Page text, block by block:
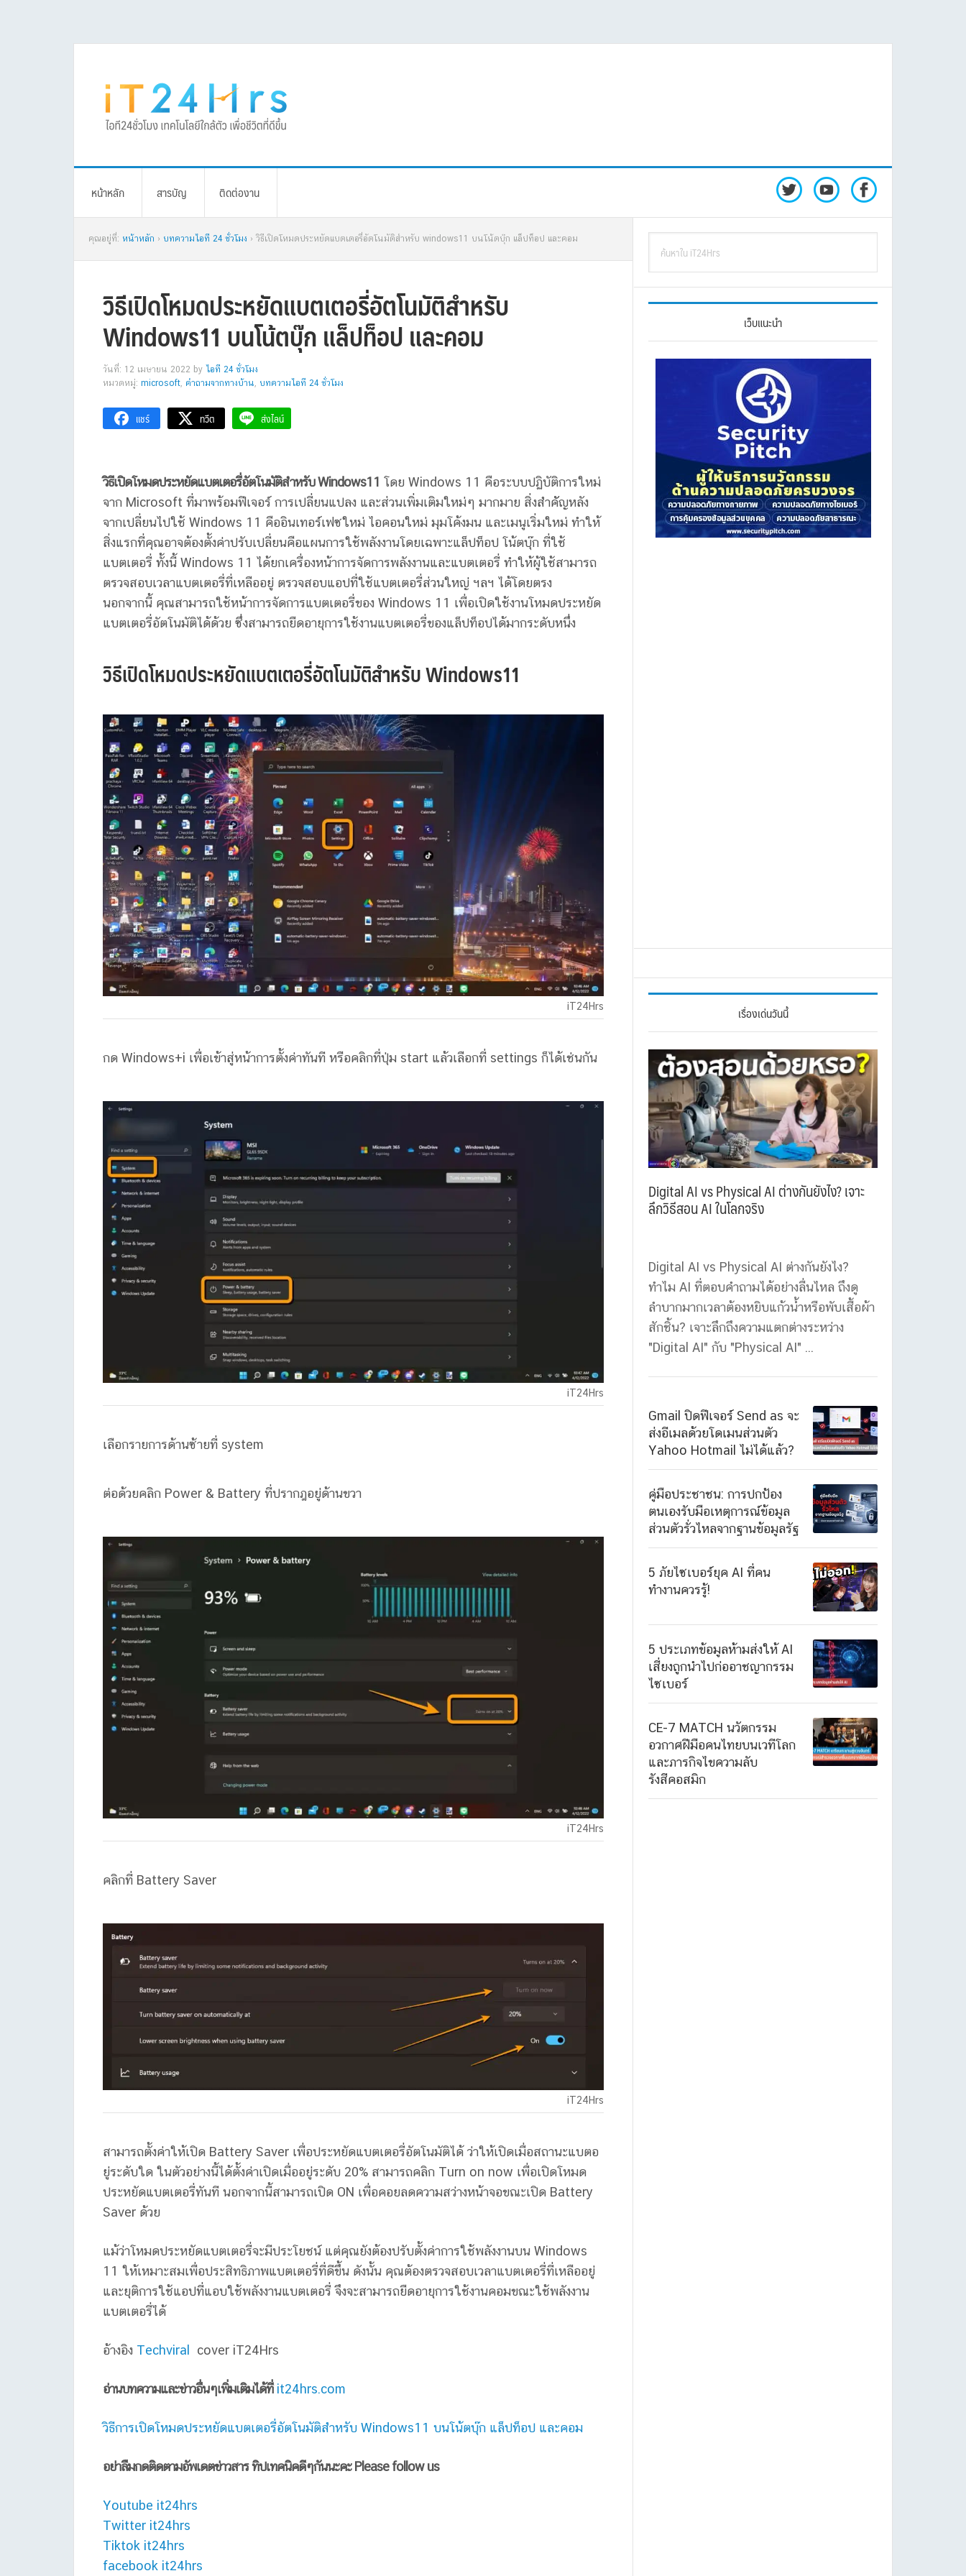
หน้าหลัก สารบัญ ติดต่องาน
คุณอยู่ที่: หน้าหลัก › บทความไอที 24 ชั่วโมง › วิธีเปิดโหมดประหยัดแบตเตอรี่อัตโนมัติสำหรับ windows11 บนโน้ตบุ๊ก แล็ปท็อป และคอม
วิธีเปิดโหมดประหยัดแบตเตอรี่อัตโนมัติสำหรับ
Windows11 บนโน้ตบุ๊ก แล็ปท็อป และคอม
วันที่: 12 เมษายน 2022 by ไอที 24 ชั่วโมง
หมวดหมู่: microsoft, คำถามจากทางบ้าน, บทความไอที 24 ชั่วโมง
แชร์ ทวีต ส่งไลน์
วิธีเปิดโหมดประหยัดแบตเตอรี่อัตโนมัติสำหรับ Windows11 โดย Windows 11 คือระบบปฏิบัติการใหม่
จาก Microsoft ที่มาพร้อมฟีเจอร์ การเปลี่ยนแปลง และส่วนเพิ่มเติมใหม่ๆ มากมาย สิ่งสำคััญหลัง
จากเปลี่ยนไปใช้ Windows 11 คืออินเทอร์เฟซใหม่ ไอคอนใหม่ มุมโค้งมน และเมนูเริ่มใหม่ ทำให้
สิ่งแรกที่คุณอาจต้องตั้งค่าปรับเปลี่ยนคือแผนการใช้พลังงานโดยเฉพาะแล็ปท็อป โน้ตบุ๊ก ที่ใช้
แบตเตอรี่ ทั้งนี้ Windows 11 ได้ยกเครื่องหน้าการจัดการพลังงานและแบตเตอรี่ ทำให้ผู้ใช้สามารถ
ตรวจสอบเวลาแบตเตอรี่ที่เหลืออยู่ ตรวจสอบแอปที่ใช้แบตเตอรี่ส่วนใหญ่ ฯลฯ ได้โดยตรง
นอกจากนี้ คุณสามารถใช้หน้าการจัดการแบตเตอรี่ของ Windows 11 เพื่อเปิดใช้งานโหมดประหยัด
แบตเตอรี่อัตโนมัติได้ด้วย ซึ่งสามารถยืดอายุการใช้งานแบตเตอรี่ของแล็ปท็อปได้มากระดับหนึ่ง
วิธีเปิดโหมดประหยัดแบตเตอรี่อัตโนมัติสำหรับ Windows11
iT24Hrs
กด Windows+i เพื่อเข้าสู่หน้าการตั้งค่าทันที หรือคลิกที่ปุ่ม start แล้วเลือกที่ settings ก็ได้เช่นกัน
iT24Hrs
เลือกรายการด้านซ้ายที่ system
ต่อด้วยคลิก Power & Battery ที่ปรากฎอยู่ด้านขวา
iT24Hrs
คลิกที่ Battery Saver
iT24Hrs
สามารถตั้งค่าให้เปิด Battery Saver เพื่อประหยัดแบตเตอรี่อัตโนมัติได้ ว่าให้เปิดเมื่อสถานะแบตอ
ยู่ระดับใด ในตัวอย่างนี้ได้ตั้งค่าเปิดเมื่ออยู่ระดับ 20% สามารถคลิก Turn on now เพื่อเปิดโหมด
ประหยัดแบตเตอรี่ทันที นอกจากนี้สามารถเปิด ON เพื่อคอยลดความสว่างหน้าจอขณะเปิด Battery
Saver ด้วย
แม้ว่าโหมดประหยัดแบตเตอรี่จะมีประโยชน์ แต่คุณยังต้องปรับตั้งค่าการใช้พลังงานบน Windows
11 ให้เหมาะสมเพื่อประสิทธิภาพแบตเตอรี่ที่ดีขึ้น ดังนั้น คุณต้องตรวจสอบเวลาแบตเตอรี่ที่เหลืออยู่
และยุติการใช้แอปที่แอบใช้พลังงานแบตเตอรี่ จึงจะสามารถยืดอายุการใช้งานคอมขณะใช้พลังงาน
แบตเตอรี่ได้
อ้างอิง Techviral cover iT24Hrs
อ่านบทความและข่าวอื่นๆเพิ่มเติมได้ที่ it24hrs.com
วิธีการเปิดโหมดประหยัดแบตเตอรี่อัตโนมัติสำหรับ Windows11 บนโน้ตบุ๊ก แล็ปท็อป และคอม
อย่าลืมกดติดตามอัพเดตข่าวสาร ทิปเทคนิคดีๆกันนะคะ Please follow us
Youtube it24hrs
Twitter it24hrs
Tiktok it24hrs
facebook it24hrs
Primary
Sidebar
iT24Hrs
เว็บแนะนำ
เรื่องเด่นวันนี้
Digital AI vs Physical AI ต่างกันยังไง? เจาะ
ลึกวิธีสอน AI ในโลกจริง
Digital AI vs Physical AI ต่างกันยังไง?
ทำไม AI ที่ตอบคำถามได้อย่างลื่นไหล ถึงดู
ลำบากมากเวลาต้องหยิบแก้วน้ำหรือพับเสื้อผ้า
สักชิ้น? เจาะลึกถึงความแตกต่างระหว่าง
"Digital AI" กับ "Physical AI" ...
Gmail ปิดฟีเจอร์ Send as จะ
ส่งอีเมลด้วยโดเมนส่วนตัว
Yahoo Hotmail ไม่ได้แล้ว?
คู่มือประชาชน: การปกป้อง
ตนเองรับมือเหตุการณ์ข้อมูล
ส่วนตัวรั่วไหลจากฐานข้อมูลรัฐ
5 ภัยไซเบอร์ยุค AI ที่คน
ทำงานควรรู้!
5 ประเภทข้อมูลห้ามส่งให้ AI
เสี่ยงถูกนำไปก่ออาชญากรรม
ไซเบอร์
CE-7 MATCH นวัตกรรม
อวกาศฝีมือคนไทยบนเวทีโลก
และภารกิจไขความลับ
รังสีคอสมิก